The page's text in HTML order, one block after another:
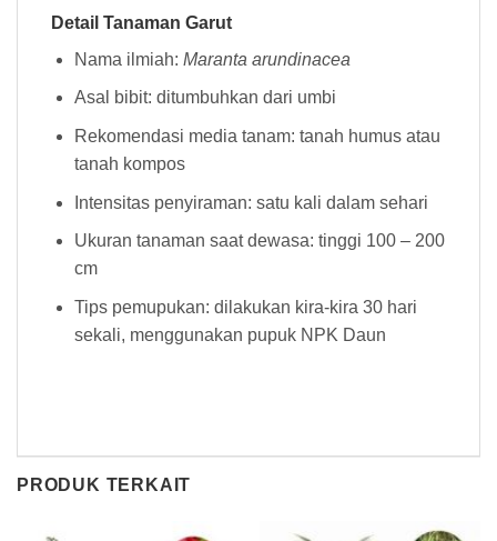
Detail Tanaman Garut
Nama ilmiah: Maranta arundinacea
Asal bibit: ditumbuhkan dari umbi
Rekomendasi media tanam: tanah humus atau
tanah kompos
Intensitas penyiraman: satu kali dalam sehari
Ukuran tanaman saat dewasa: tinggi 100 – 200
cm
Tips pemupukan: dilakukan kira-kira 30 hari
sekali, menggunakan pupuk NPK Daun
PRODUK TERKAIT